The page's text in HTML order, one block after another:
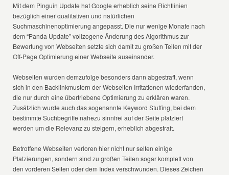
Mit dem Pinguin Update hat Google erheblich seine Richtlinien
bezüglich einer qualitativen und natürlichen
Suchmaschinenoptimierung angepasst. Die nur wenige Monate nach
dem “Panda Update” vollzogene Änderung des Algorithmus zur
Bewertung von Webseiten setzte sich damit zu großen Teilen mit der
Off-Page Optimierung einer Webseite auseinander.
Webseiten wurden demzufolge besonders dann abgestraft, wenn
sich in den Backlinkmustern der Webseiten Irritationen wiederfanden,
die nur durch eine übertriebene Optimierung zu erklären waren.
Zusätzlich wurde auch das sogenannte Keyword Stuffing, bei dem
bestimmte Suchbegriffe nahezu sinnfrei auf der Seite platziert
werden um die Relevanz zu steigern, erheblich abgestraft.
Betroffene Webseiten verloren hier nicht nur selten einige
Platzierungen, sondern sind zu großen Teilen sogar komplett von
den vorderen Seiten oder dem Index verschwunden. Dieses Zeichen